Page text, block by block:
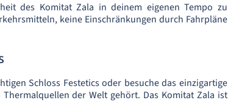
des Komitat Zala in deinem eigenen Tempo zu
keine Einschränkungen durch Fahrpläne
Schloss Festetics oder besuche das einzigartige
der Welt gehört. Das Komitat Zala ist